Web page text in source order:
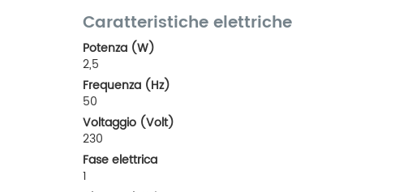
Caratteristiche elettriche
Potenza (W)
2,5
Frequenza (Hz)
50
Voltaggio (Volt)
230
Fase elettrica
1